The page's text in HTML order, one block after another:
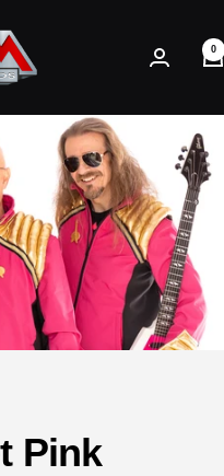
0
Pink